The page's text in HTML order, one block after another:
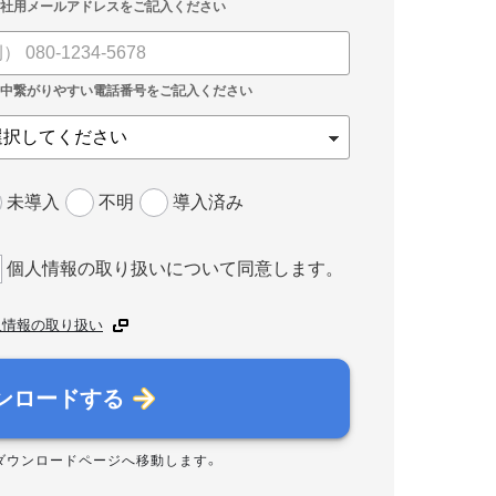
未導入 不明 導入済み
個人情報の取り扱いについて同意します。
報の取り扱い
ロードする
ウンロードページへ移動します。